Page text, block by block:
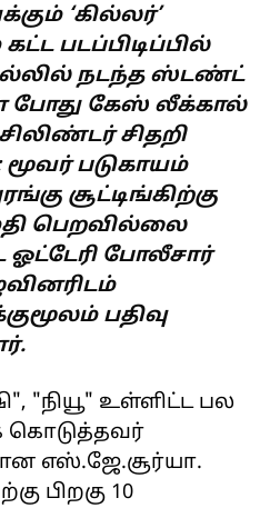
‘கில்லர்’
படப்பிடிப்பில்
நடந்த ஸ்டண்ட்
போது கேஸ் லீக்கால்
சிதறி
படுகாயம்
சூட்டிங்கிற்கு
பெறவில்லை
போலீசார்
பதிவு
"நியூ" உள்ளிட்ட பல
கொடுத்தவர்
எஸ்.ஜே.சூர்யா.
பிறகு 10